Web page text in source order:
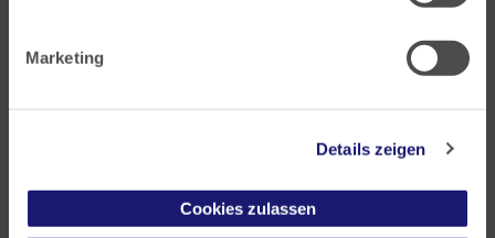
Marketing
Details zeigen
Cookies zulassen
Tel:+49 69 97672-0